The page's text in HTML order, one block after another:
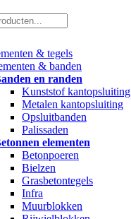
& tegels
& banden
en randen
Kunststof kantopsluiting
Metalen kantopsluiting
Opsluitbanden
Palissaden
elementen
Betonpoeren
Bielzen
Grasbetontegels
Infra
Muurblokken